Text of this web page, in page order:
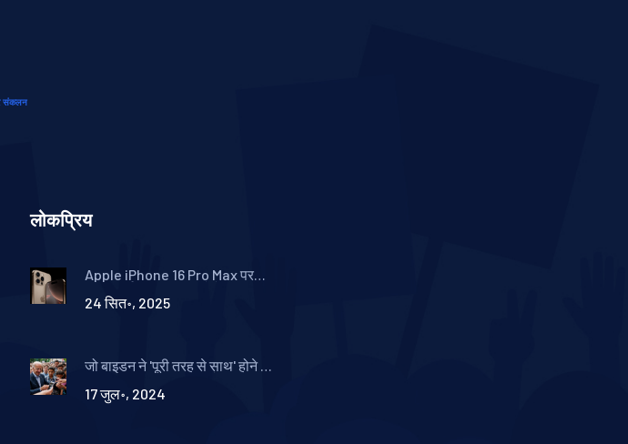
लोकप्रिय
Apple iPhone 16 Pro Max पर
कीमत ₹89,999 से शुरू
24 सित॰, 2025
जो बाइडन ने 'पूरी तरह से साथ' होने का
आलोचना
17 जुल॰, 2024